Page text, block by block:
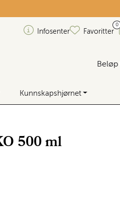
Infosenter
0
Favoritter
Beløp
Kunnskapshjørnet
500 ml